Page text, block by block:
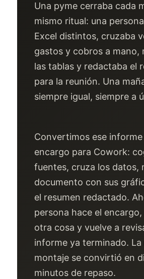
Una pyme cerraba cada
mismo ritual: una
Excel distintos, cruzaba
gastos y cobros a mano,
las tablas y redactaba el
para la reunión. Una
siempre igual, siempre a
Convertimos ese informe
encargo para Cowork:
fuentes, cruza los datos,
documento con sus
el resumen redactado.
persona hace el encargo,
otra cosa y vuelve a
informe ya terminado. La
montaje se convirtió en
minutos de repaso.